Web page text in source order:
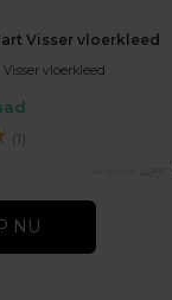
Visser vloerkleed
vloerkleed
(1)
NU